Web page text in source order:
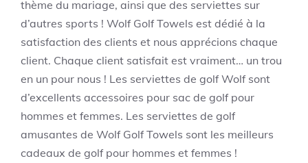
thème du mariage, ainsi que des serviettes sur
d’autres sports ! Wolf Golf Towels est dédié à la
satisfaction des clients et nous apprécions chaque
client. Chaque client satisfait est vraiment… un trou
en un pour nous ! Les serviettes de golf Wolf sont
d’excellents accessoires pour sac de golf pour
hommes et femmes. Les serviettes de golf
amusantes de Wolf Golf Towels sont les meilleurs
cadeaux de golf pour hommes et femmes !